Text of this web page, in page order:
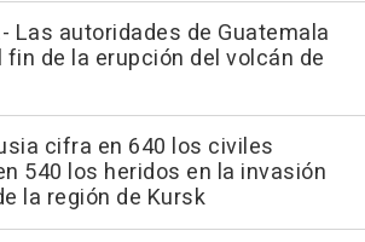
Las autoridades de Guatemala
fin de la erupción del volcán de
cifra en 640 los civiles
540 los heridos en la invasión
la región de Kursk